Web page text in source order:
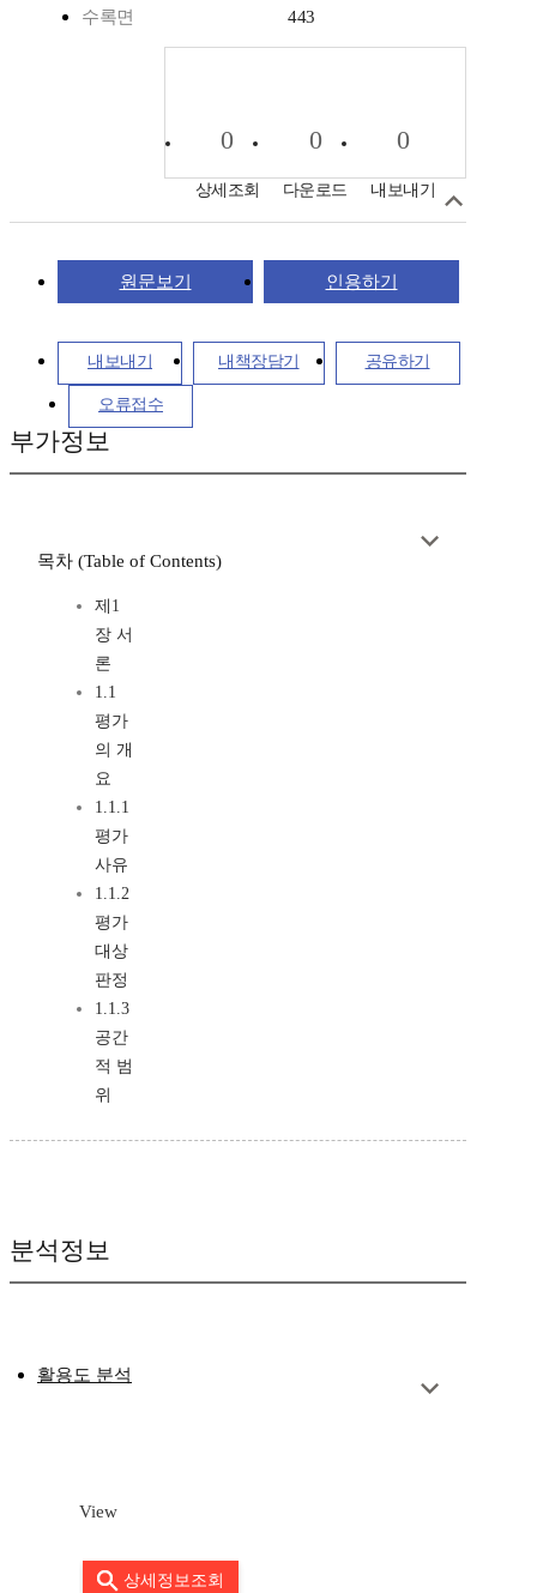
수록면 443
0
상세조회
0
다운로드
0
내보내기
원문보기 인용하기
내보내기 내책장담기 공유하기
오류접수
부가정보
목차 (Table of Contents)
제1
장 서
론
1.1
평가
의 개
요
1.1.1
평가
사유
1.1.2
평가
대상
판정
1.1.3
공간
적 범
위
분석정보
활용도 분석
View
상세정보조회